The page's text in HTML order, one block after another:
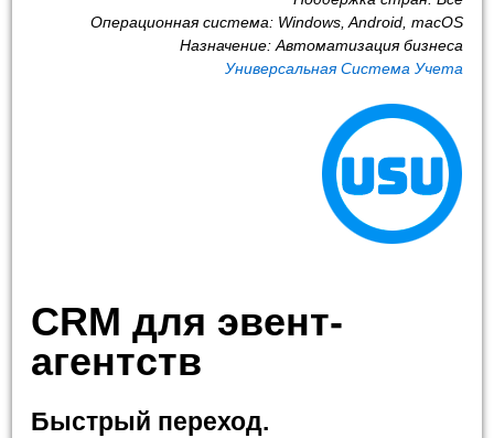
Операционная система: Windows, Android, macOS
Назначение: Автоматизация бизнеса
Универсальная Система Учета
CRM для эвент-
агентств
Быстрый переход.